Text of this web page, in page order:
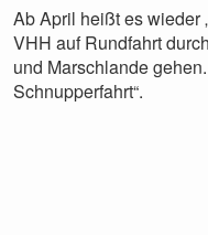
Ab April heißt es wieder
VHH auf Rundfahrt
und Marschlande
Schnupperfahrt“.